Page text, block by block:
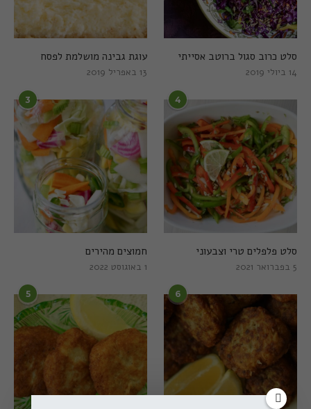
עוגת גבינה מושלמת לפסח
13 באפריל 2019
סלט כרוב סגול ברוטב אסייתי
14 ביולי 2019
3
חמוצים מהירים
1 באוגוסט 2022
4
סלט פלפלים טרי וצבעוני
5 בפברואר 2021
5 6